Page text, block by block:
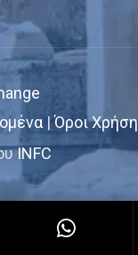
|Όροι
INFC